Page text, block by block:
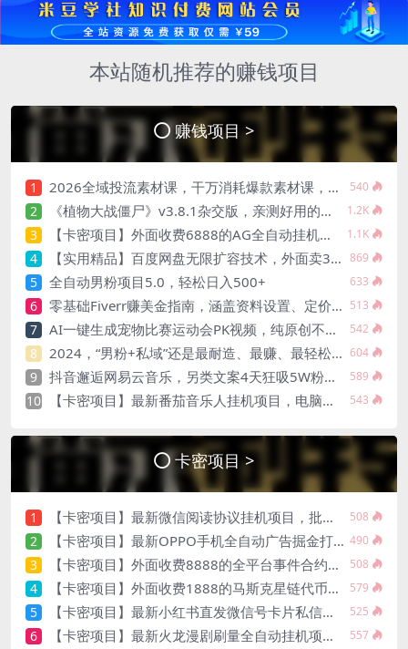
本站随机推荐的赚钱项目
赚钱项目 >
1 2026全域投流素材课，干万消耗爆款素材课，让电商行业人人学会投千川 540
2 《植物大战僵尸》v3.8.1杂交版，亲测好用的版本 1.2K
3 【卡密项目】外面收费6888的AG全自动挂机打金脚本，内置多套算法号称胜率百分之95【挂机脚本+使用教程】 1.1K
4 【实用精品】百度网盘无限扩容技术，外面卖399的，自用或出售都可以 869
5 全自动男粉项目5.0，轻松日入500+ 633
6 零基础Fiverr赚美金指南，涵盖资料设置、定价策略、销售技巧，系统教学，月入1w+美元 513
7 AI一键生成宠物比赛运动会PK视频，纯原创不用剪不用拍，每天十分钟，轻松月入过1W+ 542
8 2024，“男粉+私域”还是最耐造、最赚、最轻松、最愉快的变现方式 604
9 抖音邂逅网易云音乐，另类文案4天狂吸5W粉，日赚1000+ 589
10 【卡密项目】最新番茄音乐人挂机项目，电脑群控一键多开，单机日入50+【群控脚本+使用教程】 543
卡密项目 >
1 【卡密项目】最新微信阅读协议挂机项目，批量矩阵挂机，单号一天5+【挂机脚本+使用教程】 508
2 【卡密项目】最新OPPO手机全自动广告掘金打金挂机项目，单机一天9+可批量放大【挂机脚本+使用教程】 490
3 【卡密项目】外面收费8888的全平台事件合约推送打金脚本，号称胜率百分之90以上【分析脚本+使用教程】 508
4 【卡密项目】外面收费1888的马斯克星链代币私钥碰撞神器，号称单窗口收入四位数【协议脚本+使用教程】 579
5 【卡密项目】最新小红书直发微信号卡片私信挂机项目，有效触达微信不检测不封号【引流脚本+使用教程】 525
6 【卡密项目】最新火龙漫剧刷量全自动挂机项目，号称单号爆火日入100+【挂机脚本+使用教程】 557